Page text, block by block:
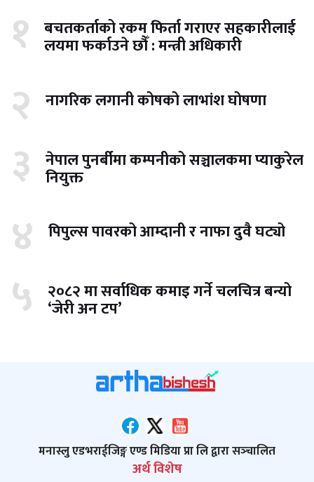
१ बचतकर्ताको रकम फिर्ता गराएर सहकारीलाई
लयमा फर्काउने छौँ : मन्त्री अधिकारी
२ नागरिक लगानी कोषको लाभांश घोषणा
३ नेपाल पुनर्बीमा कम्पनीको सञ्चालकमा प्याकुरेल
नियुक्त
४ पिपुल्स पावरको आम्दानी र नाफा दुवै घट्यो
५ २०८२ मा सर्वाधिक कमाइ गर्ने चलचित्र बन्यो
‘जेरी अन टप’
मनास्लु एडभराईजिङ्ग एण्ड मिडिया प्रा लि द्वारा सञ्‍चालित
अर्थ विशेष